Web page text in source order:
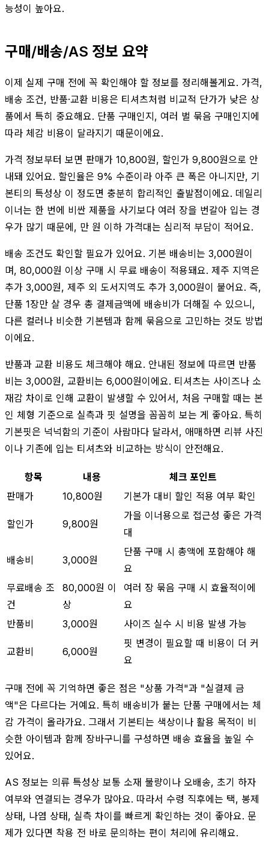
능성이 높아요.
구매/배송/AS 정보 요약
이제 실제 구매 전에 꼭 확인해야 할 정보를 정리해볼게요. 가격,
배송 조건, 반품·교환 비용은 티셔츠처럼 비교적 단가가 낮은 상
품에서 특히 중요해요. 단품 구매인지, 여러 벌 묶음 구매인지에
따라 체감 비용이 달라지기 때문이에요.
가격 정보부터 보면 판매가 10,800원, 할인가 9,800원으로 안
내돼 있어요. 할인율은 9% 수준이라 아주 큰 폭은 아니지만, 기
본티의 특성상 이 정도면 충분히 합리적인 출발점이에요. 데일리
이너는 한 번에 비싼 제품을 사기보다 여러 장을 번갈아 입는 경
우가 많기 때문에, 만 원 이하 가격대는 심리적 부담이 적어요.
배송 조건도 확인할 필요가 있어요. 기본 배송비는 3,000원이
며, 80,000원 이상 구매 시 무료 배송이 적용돼요. 제주 지역은
추가 3,000원, 제주 외 도서지역도 추가 3,000원이 붙어요. 즉,
단품 1장만 살 경우 총 결제금액에 배송비가 더해질 수 있으니,
다른 컬러나 비슷한 기본템과 함께 묶음으로 고민하는 것도 방법
이에요.
반품과 교환 비용도 체크해야 해요. 안내된 정보에 따르면 반품
비는 3,000원, 교환비는 6,000원이에요. 티셔츠는 사이즈나 소
재감 차이로 인해 교환이 발생할 수 있어서, 처음 구매할 때는 본
인 체형 기준으로 실측과 핏 설명을 꼼꼼히 보는 게 좋아요. 특히
기본핏은 넉넉함의 기준이 사람마다 달라서, 애매하면 리뷰 사진
이나 기존에 입는 티셔츠와 비교하는 방식이 안전해요.
항목 내용
체크 포인트
판매가
10,800원 기본가 대비 할인 적용 여부 확인
할인가 9,800원
가을 이너용으로 접근성 좋은 가격
대
배송비 3,000원
단품 구매 시 총액에 포함해야 해
요
무료배송 조
건
80,000원 이
상
여러 장 묶음 구매 시 효율적이에
요
반품비
3,000원 사이즈 실수 시 비용 발생 가능
교환비 6,000원
핏 변경이 필요할 때 비용이 더 커
요
구매 전에 꼭 기억하면 좋은 점은 "상품 가격"과 "실결제 금
액"은 다르다는 거예요. 특히 배송비가 붙는 단품 구매에서는 체
감 가격이 올라가요. 그래서 기본티는 색상이나 활용 목적이 비
슷한 아이템과 함께 장바구니를 구성하면 배송 효율을 높일 수
있어요.
AS 정보는 의류 특성상 보통 소재 불량이나 오배송, 초기 하자
여부와 연결되는 경우가 많아요. 따라서 수령 직후에는 택, 봉제
상태, 나염 상태, 실측 차이를 빠르게 확인하는 것이 좋아요. 문
제가 있다면 착용 전 바로 문의하는 편이 처리에 유리해요.